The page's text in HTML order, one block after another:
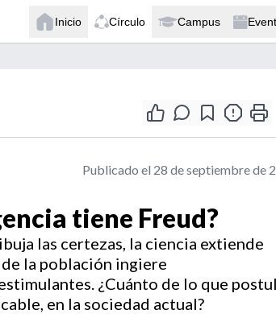
Inicio Círculo Campus
Publicado el 28 de septiembre de
tiene Freud?
las certezas, la ciencia extiende
la población ingiere
¿Cuánto de lo que
en la sociedad actual?